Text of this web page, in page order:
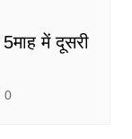
में दूसरी
0